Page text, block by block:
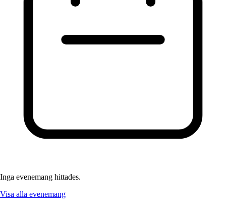
Inga evenemang hittades.
Visa alla evenemang